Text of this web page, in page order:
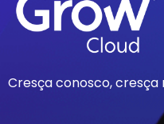
Cresça conosco, cresça